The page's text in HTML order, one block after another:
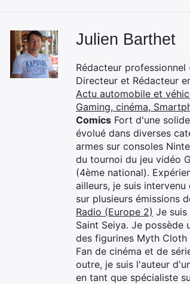
Julien Barthet
Rédacteur
Directeur et Rédacteur
Actu automobile et
Gaming, cinéma,
Comics Fort d'une
évolué dans diverses
armes sur consoles
du tournoi du jeu vidéo
(4ème national).
ailleurs, je suis
sur plusieurs émissions
Radio (Europe 2) Je
Saint Seiya. Je possède
des figurines Myth Cloth
Fan de cinéma et de
outre, je suis l'auteur
en tant que spécialiste